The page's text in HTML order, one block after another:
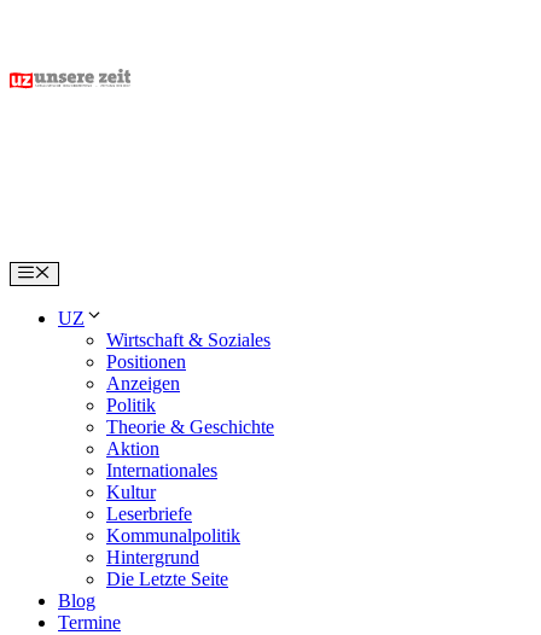
content
Menu
UZ
Wirtschaft & Soziales
Positionen
Anzeigen
Politik
Theorie & Geschichte
Aktion
Internationales
Kultur
Leserbriefe
Kommunalpolitik
Hintergrund
Die Letzte Seite
Blog
Termine